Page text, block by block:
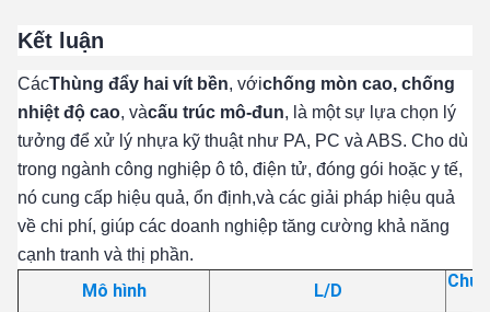
Kết luận
CácThùng đẩy hai vít bền, vớichống mòn cao, chống
nhiệt độ cao, vàcấu trúc mô-đun, là một sự lựa chọn lý
tưởng để xử lý nhựa kỹ thuật như PA, PC và ABS. Cho dù
trong ngành công nghiệp ô tô, điện tử, đóng gói hoặc y tế,
nó cung cấp hiệu quả, ổn định,và các giải pháp hiệu quả
về chi phí, giúp các doanh nghiệp tăng cường khả năng
cạnh tranh và thị phần.
Mô hình L/D